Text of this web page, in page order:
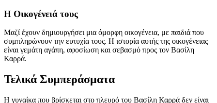
Η Οικογένειά τους
Μαζί έχουν δημιουργήσει μια όμορφη οικογένεια, με παιδιά που
συμπληρώνουν την ευτυχία τους. Η ιστορία αυτής της οικογένειας
είναι γεμάτη αγάπη, αφοσίωση και σεβασμό προς τον Βασίλη
Καρρά.
Τελικά Συμπεράσματα
Η γυναίκα που βρίσκεται στο πλευρό του Βασίλη Καρρά δεν είναι